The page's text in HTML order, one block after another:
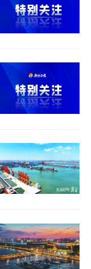
出席中非合作论坛北
共同体》的主旨讲话。
同路人才是
中非合作论
伴行动”，引
天候命运共
国和53个非
言，就是落
领导人共识